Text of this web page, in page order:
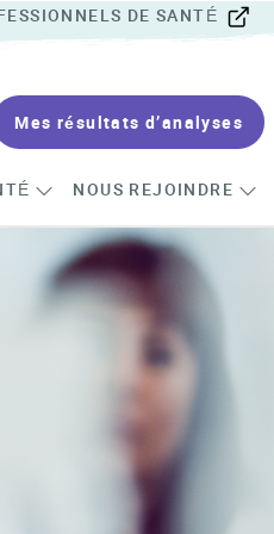
DE SANTÉ
Mes résultats d’analyses
NOUS REJOINDRE